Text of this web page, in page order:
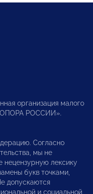
организация малого
«ОПОРА РОССИИ».
Согласно
мы не
лексику
букв точками,
допускаются
и социальной